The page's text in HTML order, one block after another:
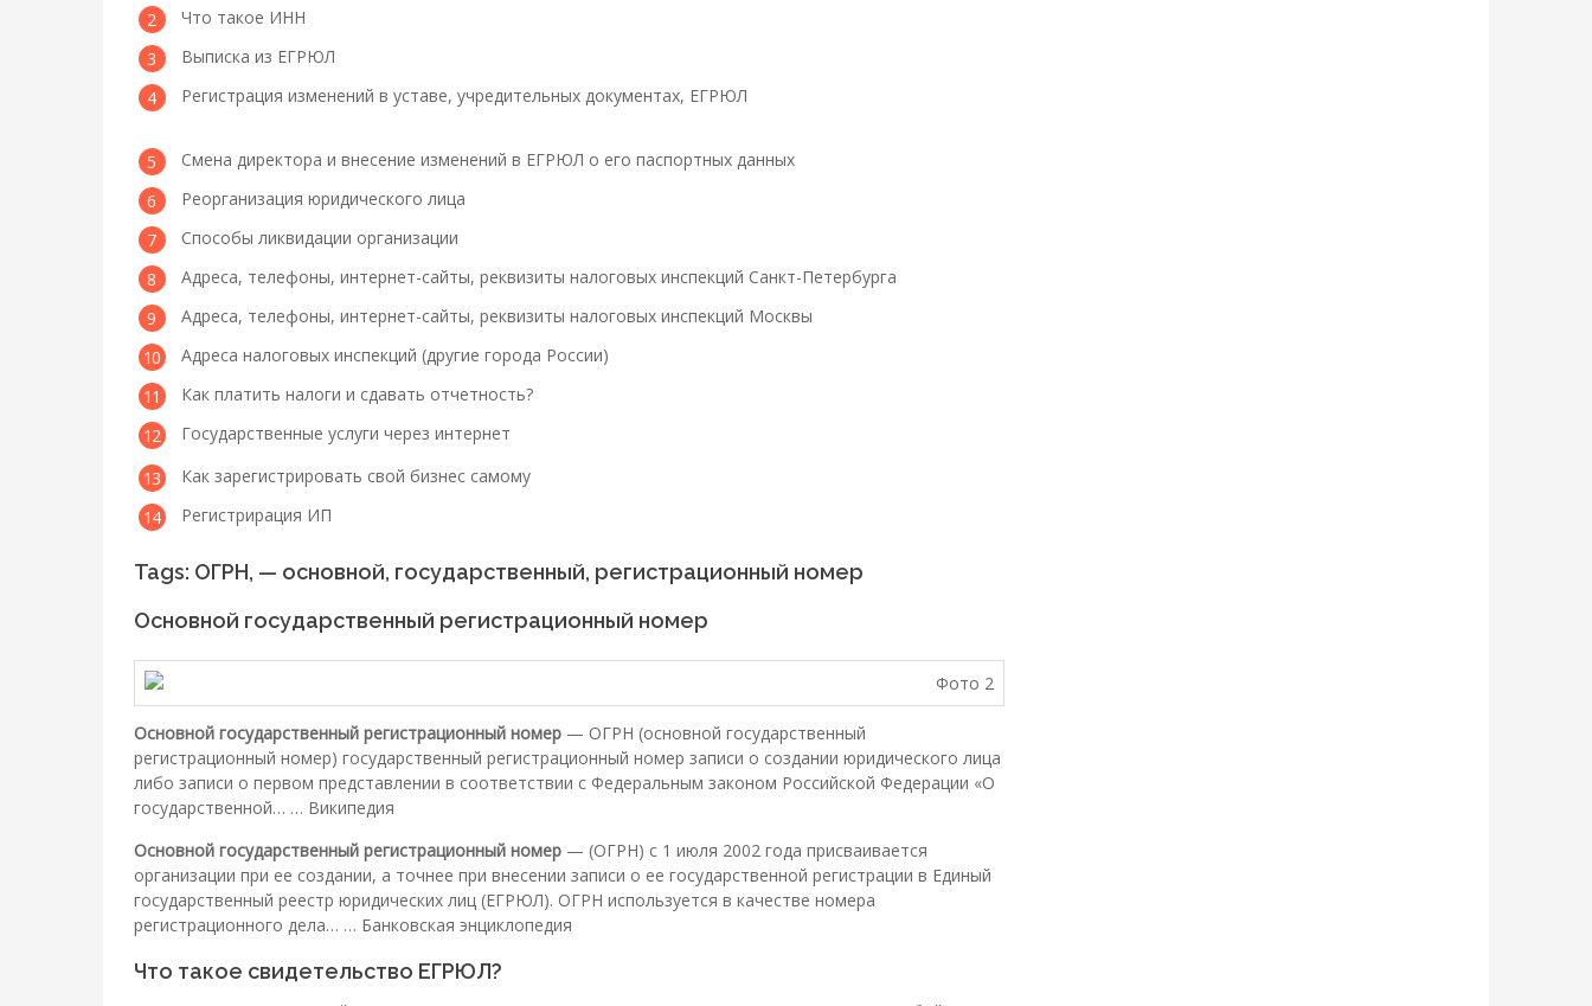
Что такое ИНН
Выписка из ЕГРЮЛ
Регистрация изменений в уставе, учредительных документах, ЕГРЮЛ
Смена директора и внесение изменений в ЕГРЮЛ о его паспортных данных
Реорганизация юридического лица
Способы ликвидации организации
Адреса, телефоны, интернет-сайты, реквизиты налоговых инспекций Санкт-Петербурга
Адреса, телефоны, интернет-сайты, реквизиты налоговых инспекций Москвы
Адреса налоговых инспекций (другие города России)
Как платить налоги и сдавать отчетность?
Государственные услуги через интернет
Как зарегистрировать свой бизнес самому
Регистрирация ИП
Tags: ОГРН, — основной, государственный, регистрационный номер
Основной государственный регистрационный номер
Основной государственный регистрационный номер — ОГРН (основной государственный
регистрационный номер) государственный регистрационный номер записи о создании юридического лица
либо записи о первом представлении в соответствии с Федеральным законом Российской Федерации «О
государственной… … Википедия
Основной государственный регистрационный номер — (ОГРН) с 1 июля 2002 года присваивается
организации при ее создании, а точнее при внесении записи о ее государственной регистрации в Единый
государственный реестр юридических лиц (ЕГРЮЛ). ОГРН используется в качестве номера
регистрационного дела… … Банковская энциклопедия
Что такое свидетельство ЕГРЮЛ?